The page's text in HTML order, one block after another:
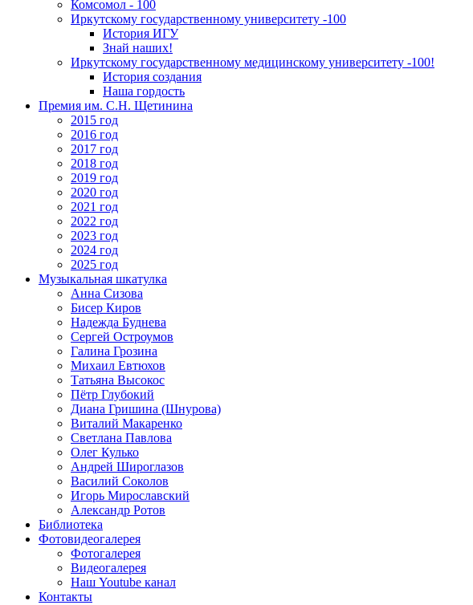
Комсомол - 100
Иркутскому государственному университету -100
История ИГУ
Знай наших!
Иркутскому государственному медицинскому университету -100!
История создания
Наша гордость
Премия им. С.Н. Щетинина
2015 год
2016 год
2017 год
2018 год
2019 год
2020 год
2021 год
2022 год
2023 год
2024 год
2025 год
Музыкальная шкатулка
Анна Сизова
Бисер Киров
Надежда Буднева
Сергей Остроумов
Галина Грозина
Михаил Евтюхов
Татьяна Высокос
Пётр Глубокий
Диана Гришина (Шнурова)
Виталий Макаренко
Светлана Павлова
Олег Кулько
Андрей Широглазов
Василий Соколов
Игорь Мирославский
Александр Ротов
Библиотека
Фотовидеогалерея
Фотогалерея
Видеогалерея
Наш Youtube канал
Контакты